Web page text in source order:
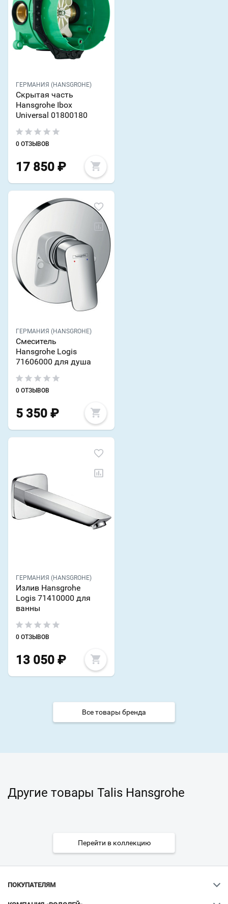
ГЕРМАНИЯ (HANSGROHE)
Скрытая часть
Hansgrohe Ibox
Universal 01800180
0 ОТЗЫВОВ
17 850 ₽
ГЕРМАНИЯ (HANSGROHE)
Смеситель
Hansgrohe Logis
71606000 для душа
0 ОТЗЫВОВ
5 350 ₽
ГЕРМАНИЯ (HANSGROHE)
Излив Hansgrohe
Logis 71410000 для
ванны
0 ОТЗЫВОВ
13 050 ₽
Все товары бренда
Другие товары Talis Hansgrohe
Перейти в коллекцию
ПОКУПАТЕЛЯМ